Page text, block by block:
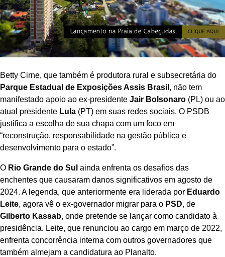
Betty Cirne, que também é produtora rural e subsecretária do
Parque Estadual de Exposições Assis Brasil , não tem
manifestado apoio ao ex-presidente Jair Bolsonaro (PL) ou ao
atual presidente Lula (PT) em suas redes sociais. O PSDB
justifica a escolha de sua chapa com um foco em
“reconstrução, responsabilidade na gestão pública e
desenvolvimento para o estado”.
O Rio Grande do Sul ainda enfrenta os desafios das
enchentes que causaram danos significativos em agosto de
2024. A legenda, que anteriormente era liderada por Eduardo
Leite, agora vê o ex-governador migrar para o PSD, de
Gilberto Kassab, onde pretende se lançar como candidato à
presidência. Leite, que renunciou ao cargo em março de 2022,
enfrenta concorrência interna com outros governadores que
também almejam a candidatura ao Planalto.